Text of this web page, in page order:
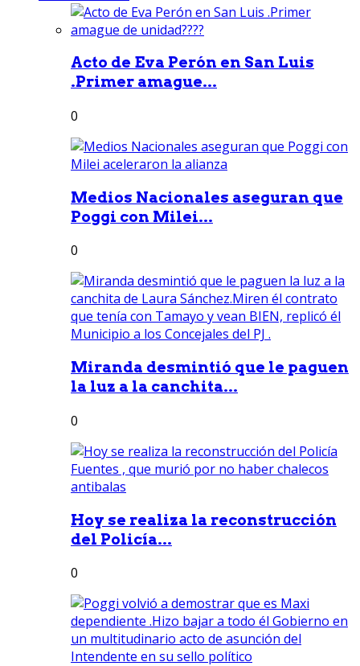
Acto de Eva Perón en San Luis
.Primer amague...
0
Medios Nacionales aseguran que
Poggi con Milei...
0
Miranda desmintió que le paguen
la luz a la canchita...
0
Hoy se realiza la reconstrucción
del Policía...
0